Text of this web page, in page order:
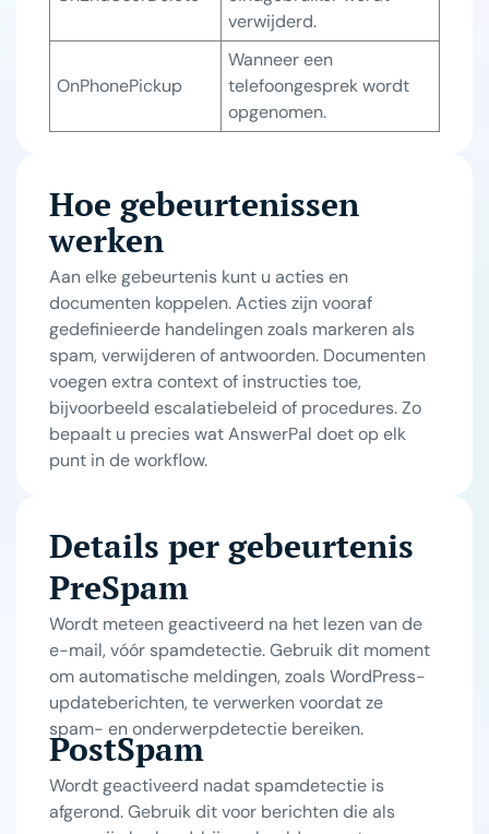
verwijderd.
OnPhonePickup
Wanneer een
telefoongesprek wordt
opgenomen.
Hoe gebeurtenissen
werken
Aan elke gebeurtenis kunt u acties en
documenten koppelen. Acties zijn vooraf
gedefinieerde handelingen zoals markeren als
spam, verwijderen of antwoorden. Documenten
voegen extra context of instructies toe,
bijvoorbeeld escalatiebeleid of procedures. Zo
bepaalt u precies wat AnswerPal doet op elk
punt in de workflow.
Details per gebeurtenis
PreSpam
Wordt meteen geactiveerd na het lezen van de
e-mail, vóór spamdetectie. Gebruik dit moment
om automatische meldingen, zoals WordPress-
updateberichten, te verwerken voordat ze
spam- en onderwerpdetectie bereiken.
PostSpam
Wordt geactiveerd nadat spamdetectie is
afgerond. Gebruik dit voor berichten die als